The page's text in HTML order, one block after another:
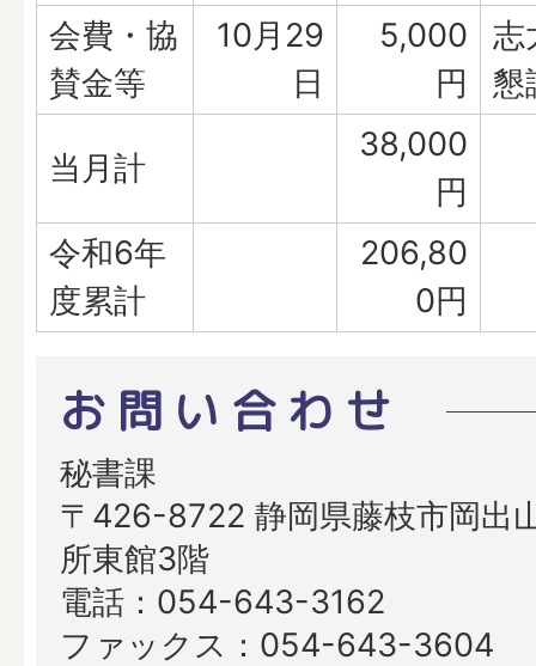
会費・協
賛金等
10月29
日
5,000
円
志
懇
当月計
38,000
円
令和6年
度累計
206,80
0円
お問い合わせ
秘書課
〒426-8722 静岡県藤枝市岡出
所東館3階
電話：054-643-3162
ファックス：054-643-3604